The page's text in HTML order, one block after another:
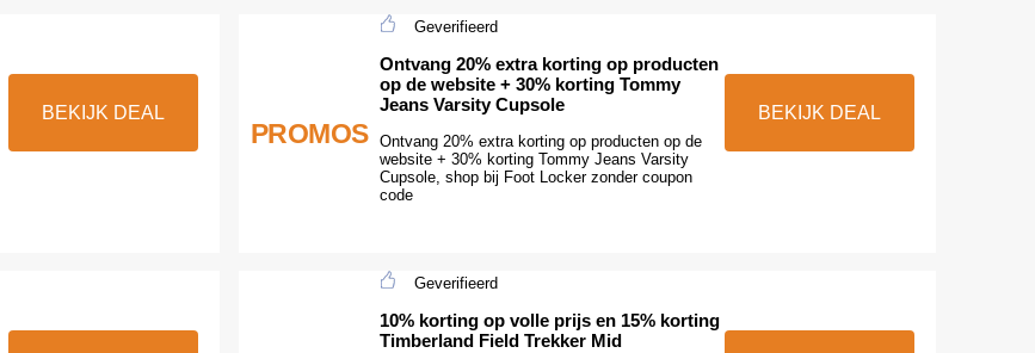
BEKIJK DEAL
PROMOS
Geverifieerd
Ontvang 20% extra korting op producten
op de website + 30% korting Tommy
Jeans Varsity Cupsole
Ontvang 20% extra korting op producten op de
website + 30% korting Tommy Jeans Varsity
Cupsole, shop bij Foot Locker zonder coupon
code
BEKIJK DEAL
Geverifieerd
10% korting op volle prijs en 15% korting
Timberland Field Trekker Mid